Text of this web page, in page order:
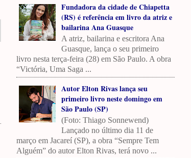
Fundadora da cidade de Chiapetta
(RS) é referência em livro da atriz e
bailarina Ana Guasque
A atriz, bailarina e escritora Ana
Guasque, lança o seu primeiro
livro nesta terça-feira (28) em São Paulo. A obra
“Victória, Uma Saga ...
Autor Elton Rivas lança seu
primeiro livro neste domingo em
São Paulo (SP)
(Foto: Thiago Sonnewend)
Lançado no último dia 11 de
março em Jacareí (SP), a obra “Sempre Tem
Alguém” do autor Elton Rivas, terá novo ...